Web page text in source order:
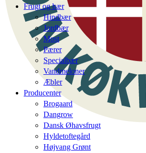
Frugt og bær
Hindbær
Jordbær
Most
Pærer
Specialbær
Vandmeloner
Æbler
Producenter
Brogaard
Dangrow
Dansk Øhavsfrugt
Hyldetoftegård
Højvang Grønt